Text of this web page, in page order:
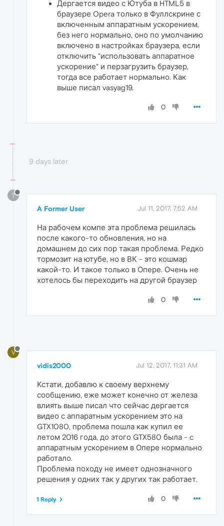
Дергается видео с Ютуба в HTML5 в
браузере Opera только в Фуллскрине с
включенным аппаратным ускорением,
без него нормально, оно по умолчанию
включено в настройках браузера, если
отключить "использовать аппаратное
ускорение" и перзагрузить браузер,
тогда все работает нормально. Как
выше писал vasyag19.
0
9 days later
?
A Former User Jul 11, 2017, 7:52 AM
На рабочем компе эта проблема решилась
после какого-то обновления, но на
домашнем до сих пор такая проблема. Редко
тормозит на ютубе, но в ВК - это кошмар
какой-то. И такое только в Опере. Очень не
хотелось бы переходить на другой браузер
0
V
vidis2000 Jul 12, 2017, 11:31 AM
Кстати, добавлю к своему верхнему
сообщению, еже может конечно от железа
влиять выше писал что сейчас дергается
видео с аппаратным ускорением это на
GTX1080, проблема пошла как купил ее
летом 2016 года, до этого GTX580 была - c
аппаратным ускорением в Опере нормально
работало.
Проблема походу не имеет однозначного
решения у одних так у других так работает.
0
1 Reply